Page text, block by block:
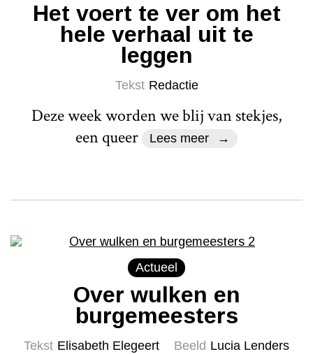
Het voert te ver om het
hele verhaal uit te
leggen
Tekst Redactie
Deze week worden we blij van stekjes,
een queer
Lees meer
Actueel
Over wulken en
burgemeesters
Tekst Elisabeth Elegeert Beeld Lucia Lenders